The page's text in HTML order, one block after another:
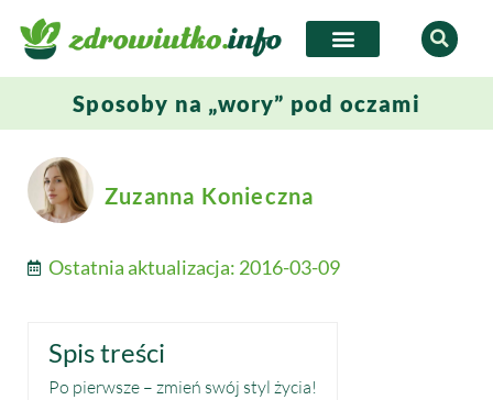
Sposoby na „wory” pod oczami
Zuzanna Konieczna
Ostatnia aktualizacja: 2016-03-09
Spis treści
Po pierwsze – zmień swój styl życia!